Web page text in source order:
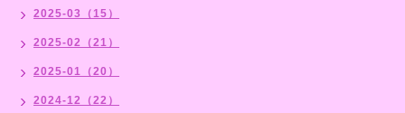
2025-03（15）
2025-02（21）
2025-01（20）
2024-12（22）